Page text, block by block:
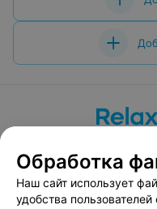
Вакансии
Публичный
Обработка
Наш сайт использует
удобства